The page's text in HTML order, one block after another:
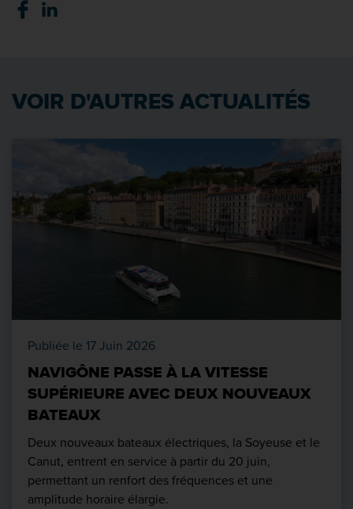
VOIR D'AUTRES ACTUALITÉS
Publiée le 17 Juin 2026
NAVIGÔNE PASSE À LA VITESSE
SUPÉRIEURE AVEC DEUX NOUVEAUX
BATEAUX
Deux nouveaux bateaux électriques, la Soyeuse et le
Canut, entrent en service à partir du 20 juin,
permettant un renfort des fréquences et une
amplitude horaire élargie.